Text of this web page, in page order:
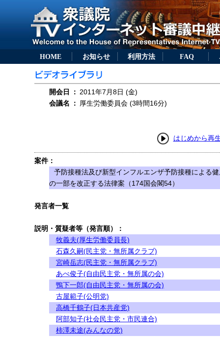
HOME お知らせ 利用方法 FAQ
開会日 ： 2011年7月8日 (金)
会議名
： 厚生労働委員会 (3時間16分)
はじめから再
案件：
予防接種法及び新型インフルエンザ予防接種による
の一部を改正する法律案（174国会閣54）
発言者一覧
説明・質疑者等（発言順）：
牧義夫(厚生労働委員長)
石森久嗣(民主党・無所属クラブ)
宮崎岳志(民主党・無所属クラブ)
あべ俊子(自由民主党・無所属の会)
鴨下一郎(自由民主党・無所属の会)
古屋範子(公明党)
高橋千鶴子(日本共産党)
阿部知子(社会民主党・市民連合)
柿澤未途(みんなの党)